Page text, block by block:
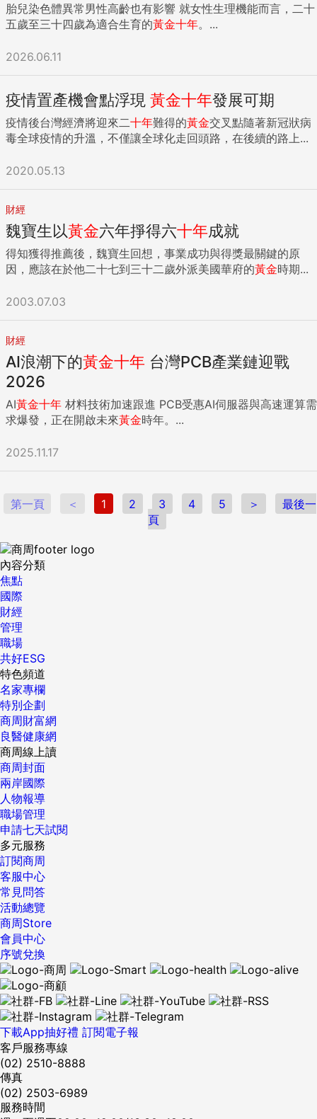
胎兒染色體異常男性高齡也有影響 就女性生理機能而言，二十
五歲至三十四歲為適合生育的黃金十年。...
2026.06.11
疫情置產機會點浮現 黃金十年發展可期
疫情後台灣經濟將迎來二十年難得的黃金交叉點隨著新冠狀病
毒全球疫情的升溫，不僅讓全球化走回頭路，在後續的路上...
2020.05.13
財經
魏寶生以黃金六年掙得六十年成就
得知獲得推薦後，魏寶生回想，事業成功與得獎最關鍵的原
因，應該在於他二十七到三十二歲外派美國華府的黃金時期...
2003.07.03
財經
AI浪潮下的黃金十年 台灣PCB產業鏈迎戰
2026
AI黃金十年 材料技術加速跟進 PCB受惠AI伺服器與高速運算需
求爆發，正在開啟未來黃金時年。...
2025.11.17
第一頁 ＜ 1 2 3 4 5 ＞
最後一
頁
內容分類
焦點
國際
財經
管理
職場
共好ESG
特色頻道
名家專欄
特別企劃
商周財富網
良醫健康網
商周線上讀
商周封面
兩岸國際
人物報導
職場管理
申請七天試閱
多元服務
訂閱商周
客服中心
常見問答
活動總覽
商周Store
會員中心
序號兌換
下載App抽好禮 訂閱電子報
客戶服務專線
(02) 2510-8888
傳真
(02) 2503-6989
服務時間